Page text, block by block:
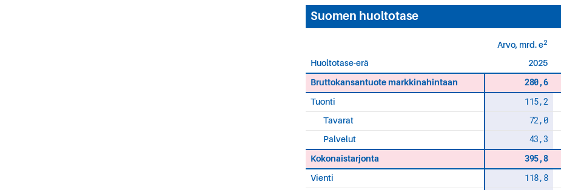
Suomen huoltotase
Arvo, mrd. e2
Huoltotase-erä
2025
Bruttokansantuote markkinahintaan 280,6
Tuonti 115,2
Tavarat 72,0
Palvelut 43,3
Kokonaistarjonta 395,8
Vienti 118,8